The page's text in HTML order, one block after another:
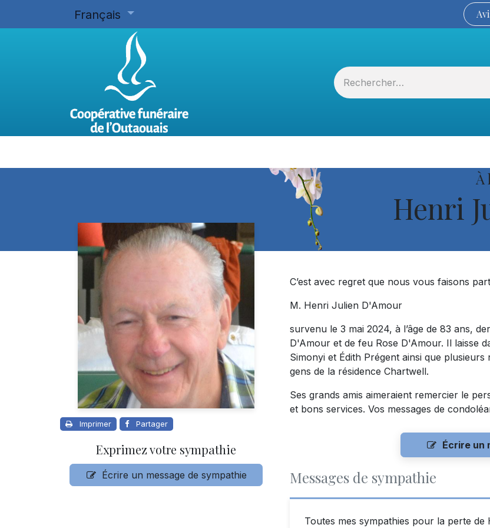
Français
À
Henri
Imprimer Partager
Exprimez votre sympathie
Écrire un message de sympathie
C’est avec regret que nous vous faisons
M. Henri Julien D'Amour
survenu le 3 mai 2024, à l’âge de 83 ans,
D'Amour et de feu Rose D'Amour. Il laisse
Simonyi et Édith Prégent ainsi que
gens de la résidence Chartwell.
Ses grands amis aimeraient remercier le
et bons services. Vos messages de
Écrire un
Messages de sympathie
Toutes mes sympathies pour la perte de